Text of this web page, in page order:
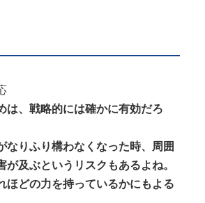
は、戦略的には確かに有効だろ
なりふり構わなくなった時、周囲
が及ぶというリスクもあるよね。
ほどの力を持っているかにもよる